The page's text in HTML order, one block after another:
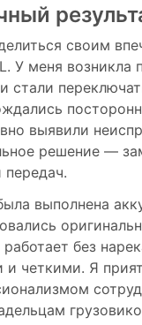
своим
У меня возникла
стали
выявили
решение —
передач.
выполнена
работает без
и четкими. Я